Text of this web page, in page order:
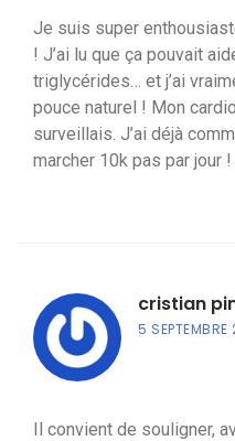
Je suis super
! J’ai lu que ça pouvait
triglycérides… et j’ai
pouce naturel ! Mon
surveillais. J’ai déjà
marcher 10k pas par jour
cristian
5
Il convient de souligner,